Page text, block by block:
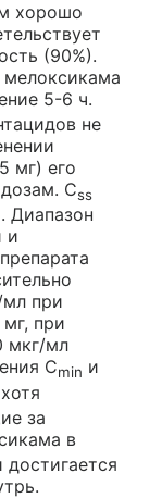
хорошо
(90%).
5-6 ч.
не
мг) его
Css
Диапазон
и
мл при
при
мкг/мл
Cmin и
за
в